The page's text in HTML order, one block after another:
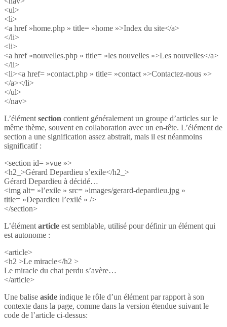
<ul>
<li>
<a href »home.php » title= »home »>Index du site</a>
</li>
<li>
<a href »nouvelles.php » title= »les nouvelles »>Les nouvelles</a>
</li>
<li><a href= »contact.php » title= »contact »>Contactez-nous »>
</a></li>
</ul>
</nav>
L’élément section contient généralement un groupe d’articles sur le
même thème, souvent en collaboration avec un en-tête. L’élément de
section a une signification assez abstrait, mais il est néanmoins
significatif :
<section id= »vue »>
<h2_>Gérard Depardieu s’exile</h2_>
Gérard Depardieu à décidé…
<img alt= »l’exile » src= »images/gerard-depardieu.jpg »
title= »Depardieu l’exilé » />
</section>
L’élément article est semblable, utilisé pour définir un élément qui
est autonome :
<article>
<h2 >Le miracle</h2 >
Le miracle du chat perdu s’avère…
</article>
Une balise aside indique le rôle d’un élément par rapport à son
contexte dans la page, comme dans la version étendue suivant le
code de l’article ci-dessus: